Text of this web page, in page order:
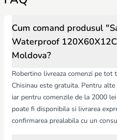
Cum comand produsul
Waterproof
Moldova?
Robertino livreaza comenzi pe
Chisinau este gratuita. Pentru
iar pentru comenzile de la 2000
poate fi disponibila si livrarea
confirmarea prealabila cu un